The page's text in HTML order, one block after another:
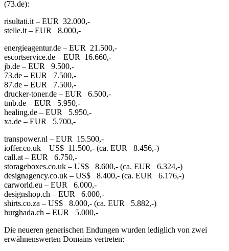
(73.de):
risultati.it – EUR 32.000,-
stelle.it – EUR 8.000,-
energieagentur.de – EUR 21.500,-
escortservice.de – EUR 16.660,-
jb.de – EUR 9.500,-
73.de – EUR 7.500,-
87.de – EUR 7.500,-
drucker-toner.de – EUR 6.500,-
tmb.de – EUR 5.950,-
healing.de – EUR 5.950,-
xa.de – EUR 5.700,-
transpower.nl – EUR 15.500,-
ioffer.co.uk – US$ 11.500,- (ca. EUR 8.456,-)
call.at – EUR 6.750,-
storageboxes.co.uk – US$ 8.600,- (ca. EUR 6.324,-)
designagency.co.uk – US$ 8.400,- (ca. EUR 6.176,-)
carworld.eu – EUR 6.000,-
designshop.ch – EUR 6.000,-
shirts.co.za – US$ 8.000,- (ca. EUR 5.882,-)
hurghada.ch – EUR 5.000,-
Die neueren generischen Endungen wurden lediglich von zwei
erwähnenswerten Domains vertreten: